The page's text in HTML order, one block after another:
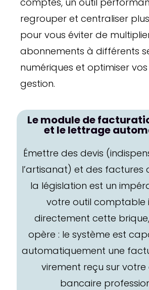
regrouper et centraliser
pour vous éviter de
abonnements à différents
numériques et optimiser
gestion.
Le module de
et le lettrage
Émettre des devis
l’artisanat) et des factures
la législation est un
votre outil comptable
directement cette
opère : le système est
automatiquement une
virement reçu sur
bancaire